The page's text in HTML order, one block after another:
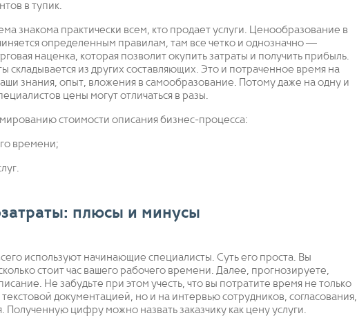
в тупик.
знакома практически всем, кто продает услуги. Ценообразование в
определенным правилам, там все четко и однозначно —
наценка, которая позволит окупить затраты и получить прибыль.
складывается из других составляющих. Это и потраченное время на
знания, опыт, вложения в самообразование. Потому даже на одну и
цены могут отличаться в разы.
стоимости описания бизнес-процесса:
времени;
плюсы и минусы
используют начинающие специалисты. Суть его проста. Вы
стоит час вашего рабочего времени. Далее, прогнозируете,
Не забудьте при этом учесть, что вы потратите время не только
документацией, но и на интервью сотрудников, согласования,
Полученную цифру можно назвать заказчику как цену услуги.